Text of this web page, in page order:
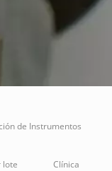
de Instrumentos
lote Clínica